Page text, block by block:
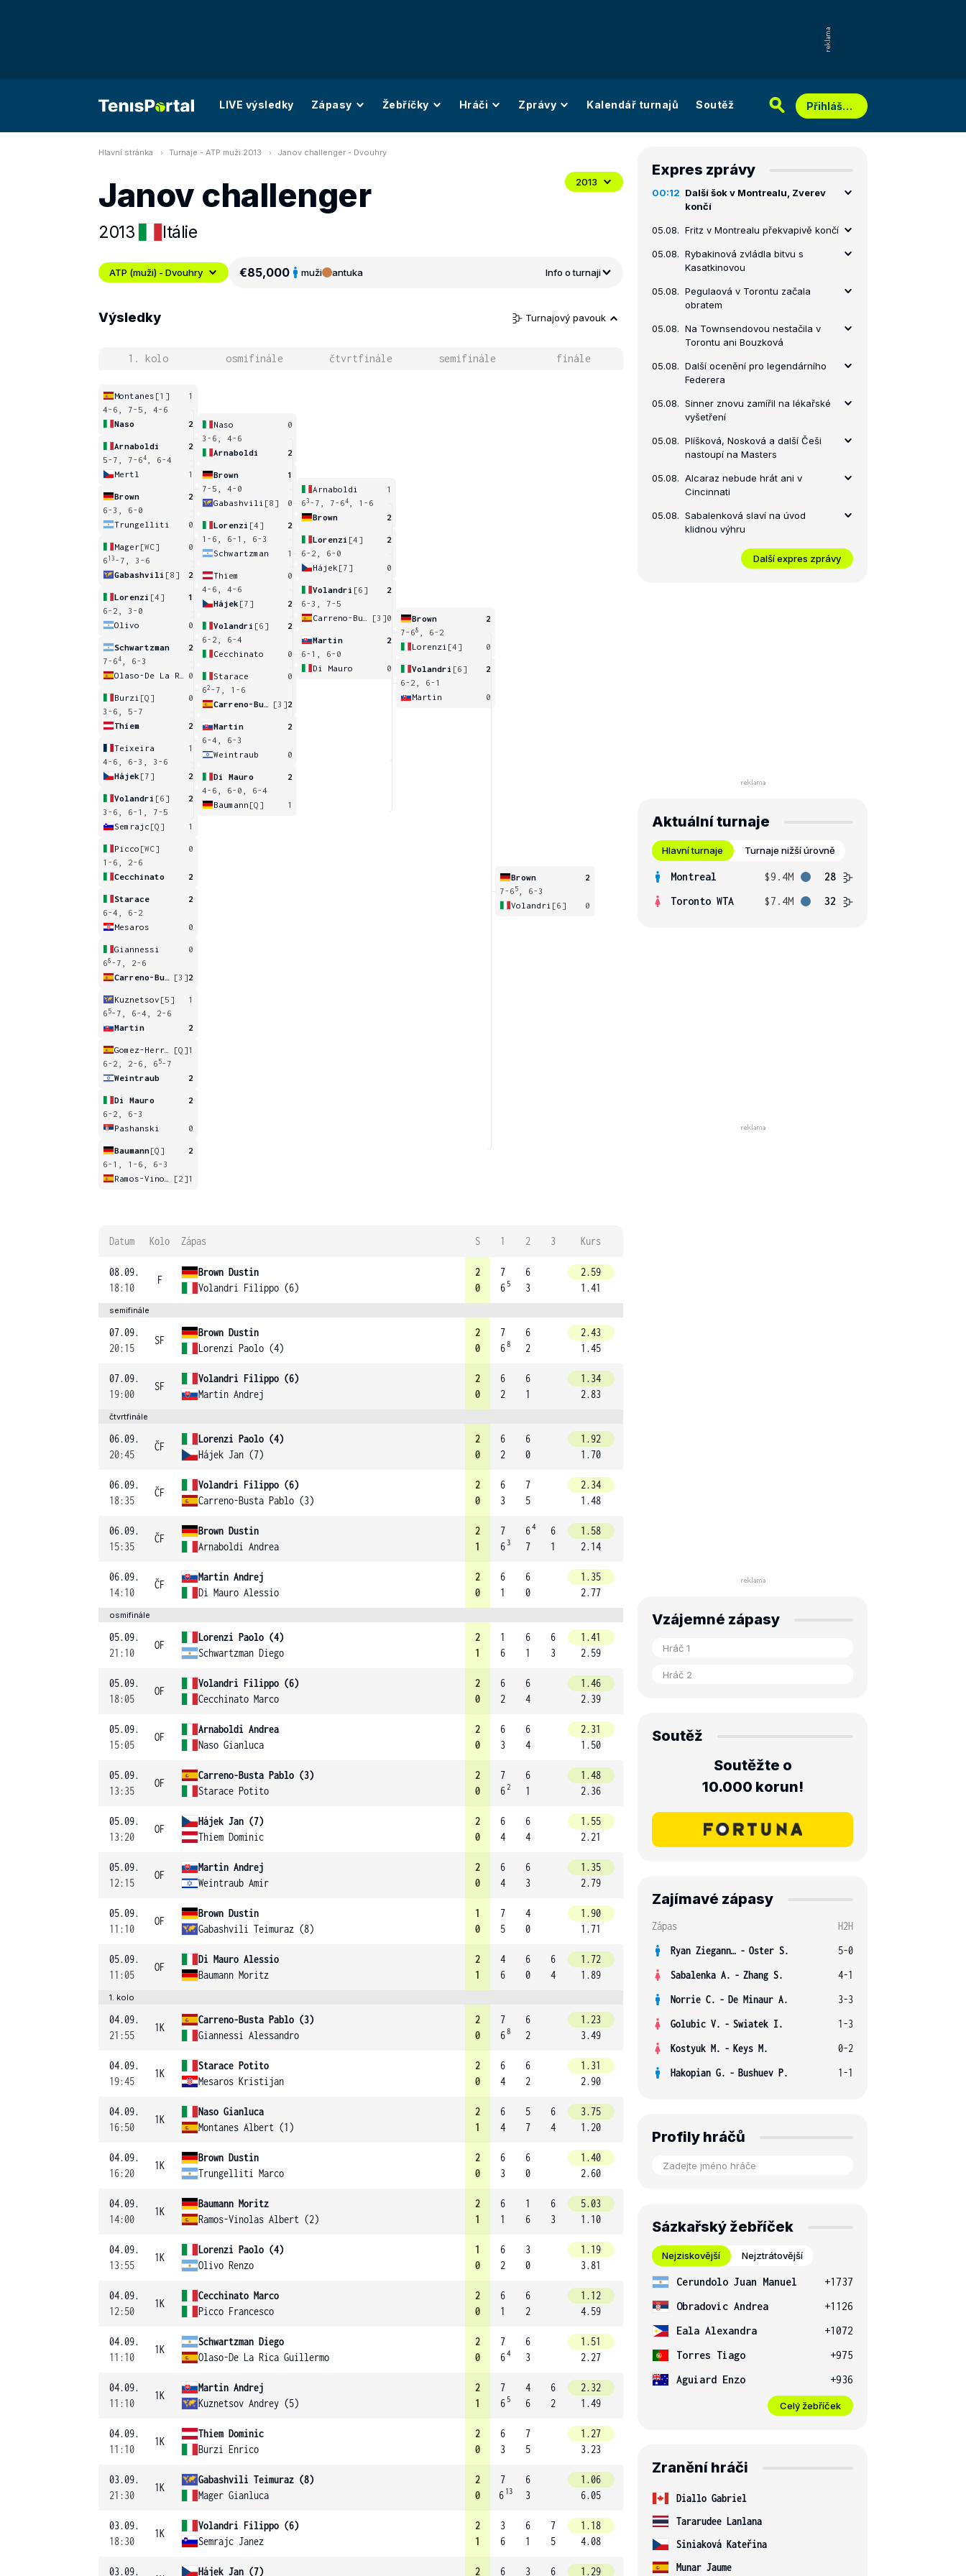
LIVE výsledky Zápasy Žebříčky Hráči Zprávy Kalendář turnajů Soutěž Přihlášení
Hlavní stránka Turnaje - ATP muži 2013 Janov challenger - Dvouhry
Janov challenger
2013 Itálie
2013
ATP (muži) - Dvouhry €85,000 muži antuka Info o turnaji
Výsledky Turnajový pavouk
1. kolo osmifinále čtvrtfinále semifinále finále
Montanes [1]
1
4-6, 7-5, 4-6
Naso
2
Arnaboldi
2
5-7, 7-64
, 6-4
Mertl
1
Brown
2
6-3, 6-0
Trungelliti
0
Mager[WC]
0
6 13 -7, 3-6
Gabashvili [8] 2
Lorenzi [4]
1
6-2, 3-0
Olivo
0
Schwartzman
2
7-64
, 6-3
0
Burzi [Q]
0
3-6, 5-7
Thiem
2
Teixeira
1
4-6, 6-3, 3-6
Hájek [7] 2
Volandri [6]
2
3-6, 6-1, 7-5
Semrajc [Q] 1
Picco [WC]
0
1-6, 2-6
Cecchinato
2
Starace
2
6-4, 6-2
Mesaros
0
Giannessi
0
68 -7, 2-6
[3]2
Kuznetsov [5]
1
6 5-7, 6-4, 2-6
Martin
2
[Q]1
6-2, 2-6, 6 5-7
Weintraub
2
Di Mauro
2
6-2, 6-3
Pashanski
0
Baumann[Q]
2
6-1, 1-6, 6-3
[2]1
Naso
0
3-6, 4-6
Arnaboldi
2
Brown
1
7-5, 4-0
Gabashvili [8] 0
Lorenzi [4]
2
1-6, 6-1, 6-3
Schwartzman
1
Thiem
0
4-6, 4-6
Hájek [7] 2
Volandri [6]
2
6-2, 6-4
Cecchinato
0
Starace
0
62 -7, 1-6
[3]2
Martin
2
6-4, 6-3
Weintraub
0
Di Mauro
2
4-6, 6-0, 6-4
Baumann [Q] 1
Arnaboldi
1
63 -7, 7-64
, 1-6
Brown
2
Lorenzi [4]
2
6-2, 6-0
Hájek [7] 0
Volandri [6]
2
6-3, 7-5
[3]0
Martin
2
6-1, 6-0
Di Mauro
0
Brown
2
7-68
, 6-2
Lorenzi [4] 0
Volandri [6]
2
6-2, 6-1
Martin
0
Brown
2
7-6 5
, 6-3
Volandri [6] 0
Datum Kolo Zápas S 1 2 3 Kurs
08.09.
18:10
F
Brown Dustin
Volandri Filippo (6)
2
0
7
6 5
6
3
2.59
1.41
semifinále
07.09.
20:15
SF
Brown Dustin
Lorenzi Paolo (4)
2
0
7
68
6
2
2.43
1.45
07.09.
19:00
SF
Volandri Filippo (6)
Martin Andrej
2
0
6
2
6
1
1.34
2.83
čtvrtfinále
06.09.
20:45
ČF
Lorenzi Paolo (4)
Hájek Jan (7)
2
0
6
2
6
0
1.92
1.70
06.09.
18:35
ČF
Volandri Filippo (6)
Carreno-Busta Pablo (3)
2
0
6
3
7
5
2.34
1.48
06.09.
15:35
ČF
Brown Dustin
Arnaboldi Andrea
2
1
7
6 3
64
7
6
1
1.58
2.14
06.09.
14:10
ČF
Martin Andrej
Di Mauro Alessio
2
0
6
1
6
0
1.35
2.77
osmifinále
05.09.
21:10
OF
Lorenzi Paolo (4)
Schwartzman Diego
2
1
1
6
6
1
6
3
1.41
2.59
05.09.
18:05
OF
Volandri Filippo (6)
Cecchinato Marco
2
0
6
2
6
4
1.46
2.39
05.09.
15:05
OF
Arnaboldi Andrea
Naso Gianluca
2
0
6
3
6
4
2.31
1.50
05.09.
13:35
OF
Carreno-Busta Pablo (3)
Starace Potito
2
0
7
62
6
1
1.48
2.36
05.09.
13:20
OF
Hájek Jan (7)
Thiem Dominic
2
0
6
4
6
4
1.55
2.21
05.09.
12:15
OF
Martin Andrej
Weintraub Amir
2
0
6
4
6
3
1.35
2.79
05.09.
11:10
OF
Brown Dustin
Gabashvili Teimuraz (8)
1
0
7
5
4
0
1.90
1.71
05.09.
11:05
OF
Di Mauro Alessio
Baumann Moritz
2
1
4
6
6
0
6
4
1.72
1.89
1. kolo
04.09.
21:55
1K
Carreno-Busta Pablo (3)
Giannessi Alessandro
2
0
7
68
6
2
1.23
3.49
04.09.
19:45
1K
Starace Potito
Mesaros Kristijan
2
0
6
4
6
2
1.31
2.90
04.09.
16:50
1K
Naso Gianluca
Montanes Albert (1)
2
1
6
4
5
7
6
4
3.75
1.20
04.09.
16:20
1K
Brown Dustin
Trungelliti Marco
2
0
6
3
6
0
1.40
2.60
04.09.
14:00
1K
Baumann Moritz
Ramos-Vinolas Albert (2)
2
1
6
1
1
6
6
3
5.03
1.10
04.09.
13:55
1K
Lorenzi Paolo (4)
Olivo Renzo
1
0
6
2
3
0
1.19
3.81
04.09.
12:50
1K
Cecchinato Marco
Picco Francesco
2
0
6
1
6
2
1.12
4.59
04.09.
11:10
1K
Schwartzman Diego
Olaso-De La Rica Guillermo
2
0
7
64
6
3
1.51
2.27
04.09.
11:10
1K
Martin Andrej
Kuznetsov Andrey (5)
2
1
7
6 5
4
6
6
2
2.32
1.49
04.09.
11:10
1K
Thiem Dominic
Burzi Enrico
2
0
6
3
7
5
1.27
3.23
03.09.
21:30
1K
Gabashvili Teimuraz (8)
Mager Gianluca
2
0
7
6 13
6
3
1.06
6.05
03.09.
18:30
1K
Volandri Filippo (6)
Semrajc Janez
2
1
3
6
6
1
7
5
1.18
4.08
03.09. Hájek Jan (7) 2 6 3 6 1.29
Expres zprávy
00:12 Další šok v Montrealu, Zverev
končí
05.08. Fritz v Montrealu překvapivě končí
05.08. Rybakinová zvládla bitvu s
Kasatkinovou
05.08. Pegulaová v Torontu začala
obratem
05.08. Na Townsendovou nestačila v
Torontu ani Bouzková
05.08. Další ocenění pro legendárního
Federera
05.08. Sinner znovu zamířil na lékařské
vyšetření
05.08. Plíšková, Nosková a další Češi
nastoupí na Masters
05.08. Alcaraz nebude hrát ani v
Cincinnati
05.08. Sabalenková slaví na úvod
klidnou výhru
Další expres zprávy
Aktuální turnaje
Hlavní turnaje Turnaje nižší úrovně
Montreal $9.4M
28
Toronto WTA
$7.4M 32
Vzájemné zápasy
Soutěž
Soutěžte o
10.000 korun!
Zajímavé zápasy
Zápas
H2H
Ryan Ziegann S. - Oster S.
5-0
Sabalenka A. - Zhang S.
4-1
Norrie C. - De Minaur A.
3-3
Golubic V. - Swiatek I.
1-3
Kostyuk M. - Keys M.
0-2
Hakopian G. - Bushuev P. 1-1
Profily hráčů
Sázkařský žebříček
Nejziskovější Nejztrátovější
Cerundolo Juan Manuel
+1737
Obradovic Andrea
+1126
Eala Alexandra
+1072
Torres Tiago
+975
Aguiard Enzo
+936
Celý žebříček
Zranění hráči
Diallo Gabriel
Tararudee Lanlana
Siniaková Kateřina
Munar Jaume